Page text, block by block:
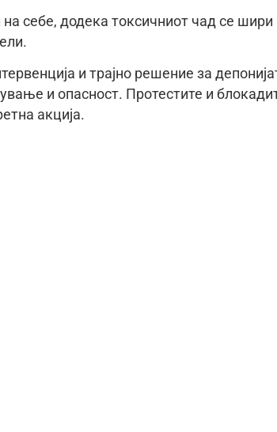
себе, додека токсичниот чад се шири
и трајно решение за
и опасност. Протестите и
акција.